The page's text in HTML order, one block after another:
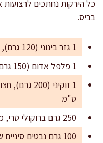
כל הירקות נחתכים
בביס.
1 גזר בינוני (120 גרם), פרוס לרצועות דקות באורך 5 ס"מ
1 פלפל אדום (150 גרם), פרוס לרצועות דקיקות
ס"מ
250 גרם ברוקולי טרי, מופרד לפרחים קטנים
100 גרם נבטים סיניים שטופים ומסוננים היטב